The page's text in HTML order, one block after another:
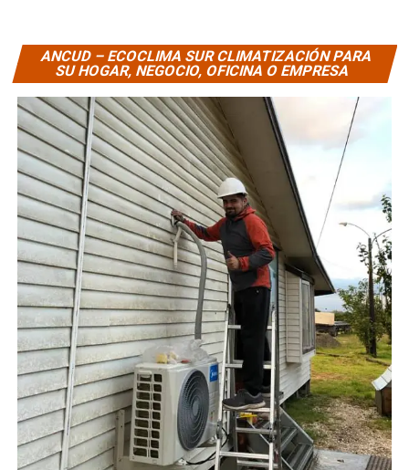
ANCUD – ECOCLIMA SUR CLIMATIZACIÓN PARA
SU HOGAR, NEGOCIO, OFICINA O EMPRESA